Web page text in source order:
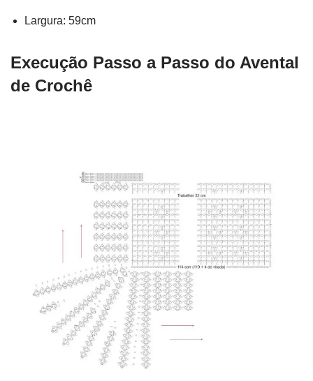
Largura: 59cm
Execução Passo a Passo do Avental
de Crochê